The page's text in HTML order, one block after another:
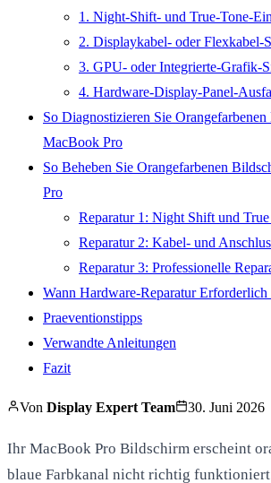
1. Night-Shift- und True-Tone-
2. Displaykabel- oder Flexkabel-
3. GPU- oder Integrierte-Grafik-
4. Hardware-Display-Panel-
So Diagnostizieren Sie
MacBook Pro
So Beheben Sie Orangefarbenen
Pro
Reparatur 1: Night Shift und
Reparatur 2: Kabel- und
Reparatur 3: Professionelle
Wann Hardware-Reparatur Erforderlich
Praeventionstipps
Verwandte Anleitungen
Fazit
Von Display Expert Team 30. Juni 2026
Ihr MacBook Pro Bildschirm erscheint
blaue Farbkanal nicht richtig